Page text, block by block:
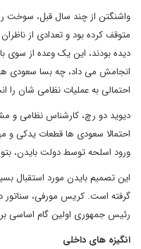
واشنگتن از چند سال قبل، سوخت
متوقف کرده بود و تعدادی از
دیده بودند، این یک وعده از سوی
انجامش می داد، چه بسا سعودی
احتمالی به عملیات نظامی شان را
دیوید دو رچ، کارشناس نظامی و
احتمالا سعودی ها قطعات یدکی و
ورود اسلحه توسط دولت بایدن،
این تصمیم بایدن مورد استقبال
گرفته است. کریس مورفی، سناتور
رئیس جمهوری اولین گام اساسی
انگیزه های داخلی